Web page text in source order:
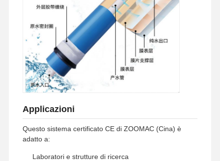
Visita Alla
Controllo
Contattaci
Applicazioni
Questo sistema certificato CE di ZOOMAC (Cina) è
adatto a:
Laboratori e strutture di ricerca